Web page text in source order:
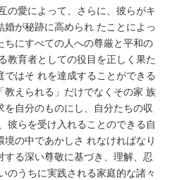
の愛によって、さらに、彼らがキ
婚が秘跡に高められ たことによっ
ちにすべての人への尊厳と平和の
教育者としての役目を正しく果た
はそ れを達成することができる
教えられる」だけでなくその家 族
自分のものにし、自分たちの収
彼らを受け入れることのできる自
の中であかしさ れなければなり
する深い尊敬に基づき、理解、忍
のうちに実践される家庭的な諸々